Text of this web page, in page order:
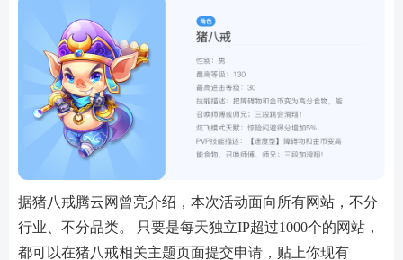
据猪八戒腾云网曾亮介绍，本次活动面向所有网站，不分
行业、不分品类。 只要是每天独立IP超过1000个的网站，
都可以在猪八戒相关主题页面提交申请，贴上你现有